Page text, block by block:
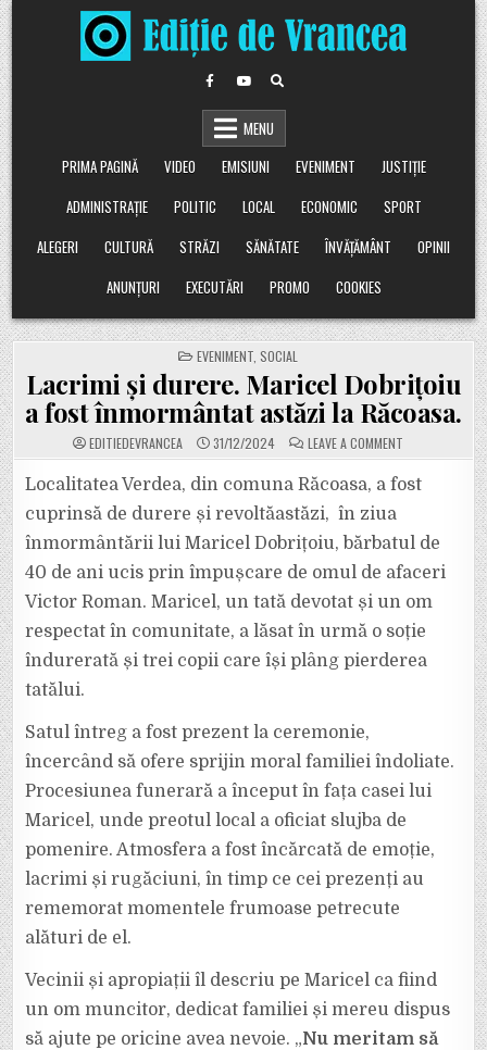
Skip
to
content
MENU
PRIMA PAGINĂ
VIDEO EMISIUNI EVENIMENT
JUSTIȚIE
ADMINISTRAȚIE
POLITIC LOCAL ECONOMIC
SPORT
ALEGERI
CULTURĂ STRĂZI SĂNĂTATE ÎNVĂȚĂMÂNT
OPINII
ANUNȚURI
EXECUTĂRI PROMO COOKIES
POSTED
IN
EVENIMENT SOCIAL
Lacrimi și durere. Maricel Dobrițoiu
a fost înmormântat astăzi la Răcoasa.
EDITIEDEVRANCEA 31/12/2024 LEAVE A COMMENT
LACRIMI
DURERE.
MARICEL
FOST
ÎNMORMÂNTAT
LA
Localitatea Verdea, din comuna Răcoasa, a fost
cuprinsă de durere și revoltăastăzi, în ziua
înmormântării lui Maricel Dobrițoiu, bărbatul de
40 de ani ucis prin împușcare de omul de afaceri
Victor Roman. Maricel, un tată devotat și un om
respectat în comunitate, a lăsat în urmă o soție
îndurerată și trei copii care își plâng pierderea
tatălui.
Satul întreg a fost prezent la ceremonie,
încercând să ofere sprijin moral familiei îndoliate.
Procesiunea funerară a început în fața casei lui
Maricel, unde preotul local a oficiat slujba de
pomenire. Atmosfera a fost încărcată de emoție,
lacrimi și rugăciuni, în timp ce cei prezenți au
rememorat momentele frumoase petrecute
alături de el.
Vecinii și apropiații îl descriu pe Maricel ca fiind
un om muncitor, dedicat familiei și mereu dispus
să ajute pe oricine avea nevoie. „Nu meritam să